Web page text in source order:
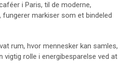
i Paris, til de moderne,
fungerer markiser som et bindeled
rum, hvor mennesker kan samles,
vigtig rolle i energibesparelse ved at